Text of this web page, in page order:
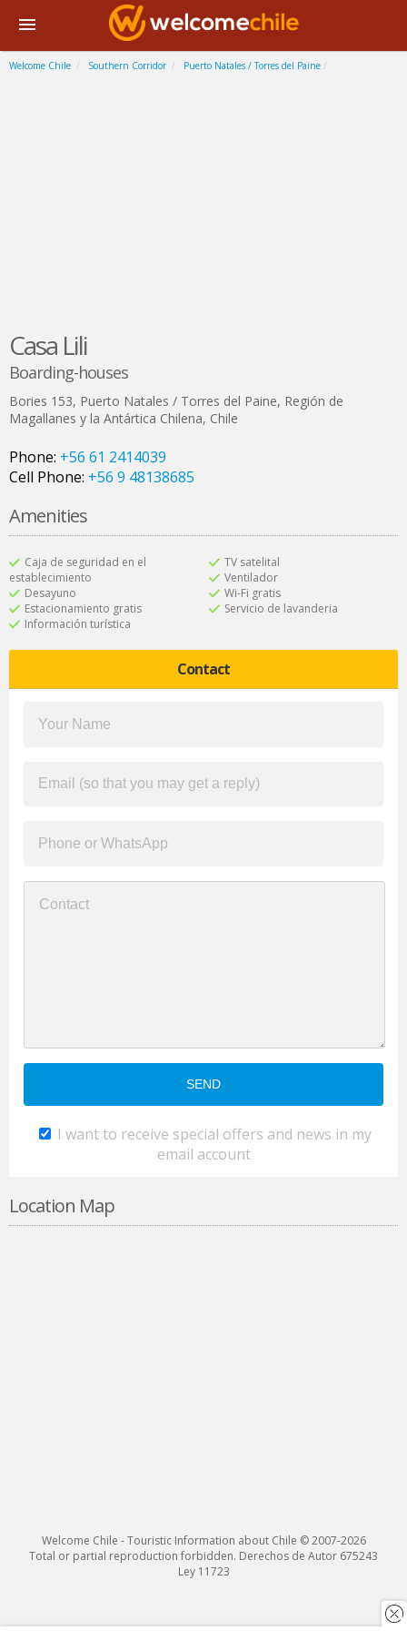
Welcome Chile Southern Corridor Puerto Natales / Torres del Paine
Casa Lili
Boarding-houses
Bories 153, Puerto Natales / Torres del Paine, Región de
Magallanes y la Antártica Chilena, Chile
Phone: +56 61 2414039
Cell Phone: +56 9 48138685
Amenities
Caja de seguridad en el
establecimiento
Desayuno
Estacionamiento gratis
Información turística
TV satelital
Ventilador
Wi-Fi gratis
Servicio de lavanderia
Contact
I want to receive special offers and news in my
email account
Location Map
Welcome Chile - Touristic Information about Chile © 2007-2026
Total or partial reproduction forbidden. Derechos de Autor 675243
Ley 11723